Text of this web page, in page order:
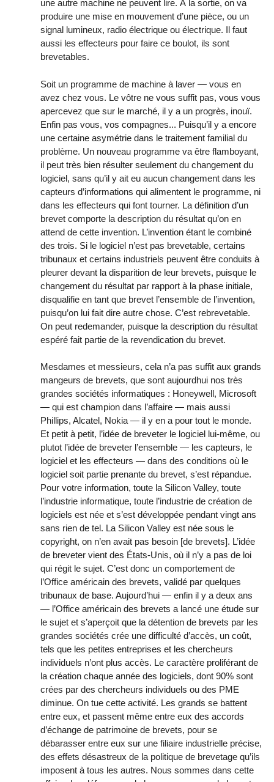
une autre machine ne peuvent lire. À la sortie, on va
produire une mise en mouvement d’une pièce, ou un
signal lumineux, radio électrique ou électrique. Il faut
aussi les effecteurs pour faire ce boulot, ils sont
brevetables.
Soit un programme de machine à laver — vous en
avez chez vous. Le vôtre ne vous suffit pas, vous vous
apercevez que sur le marché, il y a un progrès, inouï.
Enfin pas vous, vos compagnes... Puisqu’il y a encore
une certaine asymétrie dans le traitement familial du
problème. Un nouveau programme va être flamboyant,
il peut très bien résulter seulement du changement du
logiciel, sans qu’il y ait eu aucun changement dans les
capteurs d’informations qui alimentent le programme, ni
dans les effecteurs qui font tourner. La définition d’un
brevet comporte la description du résultat qu’on en
attend de cette invention. L’invention étant le combiné
des trois. Si le logiciel n’est pas brevetable, certains
tribunaux et certains industriels peuvent être conduits à
pleurer devant la disparition de leur brevets, puisque le
changement du résultat par rapport à la phase initiale,
disqualifie en tant que brevet l’ensemble de l’invention,
puisqu’on lui fait dire autre chose. C’est rebrevetable.
On peut redemander, puisque la description du résultat
espéré fait partie de la revendication du brevet.
Mesdames et messieurs, cela n’a pas suffit aux grands
mangeurs de brevets, que sont aujourdhui nos très
grandes sociétés informatiques : Honeywell, Microsoft
— qui est champion dans l’affaire — mais aussi
Phillips, Alcatel, Nokia — il y en a pour tout le monde.
Et petit à petit, l’idée de breveter le logiciel lui-même, ou
plutot l’idée de breveter l’ensemble — les capteurs, le
logiciel et les effecteurs — dans des conditions où le
logiciel soit partie prenante du brevet, s’est répandue.
Pour votre information, toute la Silicon Valley, toute
l’industrie informatique, toute l’industrie de création de
logiciels est née et s’est développée pendant vingt ans
sans rien de tel. La Silicon Valley est née sous le
copyright, on n’en avait pas besoin [de brevets]. L’idée
de breveter vient des États-Unis, où il n’y a pas de loi
qui régit le sujet. C’est donc un comportement de
l’Office américain des brevets, validé par quelques
tribunaux de base. Aujourd’hui — enfin il y a deux ans
— l’Office américain des brevets a lancé une étude sur
le sujet et s’aperçoit que la détention de brevets par les
grandes sociétés crée une difficulté d’accès, un coût,
tels que les petites entreprises et les chercheurs
individuels n’ont plus accès. Le caractère proliférant de
la création chaque année des logiciels, dont 90% sont
crées par des chercheurs individuels ou des PME
diminue. On tue cette activité. Les grands se battent
entre eux, et passent même entre eux des accords
d’échange de patrimoine de brevets, pour se
débarasser entre eux sur une filiaire industrielle précise,
des effets désastreux de la politique de brevetage qu’ils
imposent à tous les autres. Nous sommes dans cette